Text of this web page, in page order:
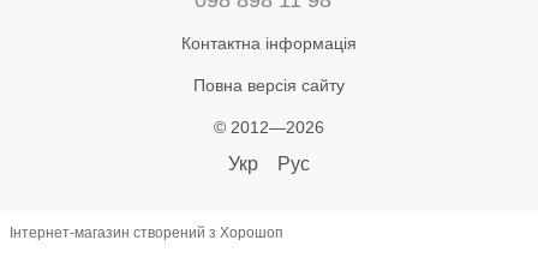
Контактна інформація
Повна версія сайту
© 2012—2026
Укр Рус
Інтернет-магазин створений з Хорошоп